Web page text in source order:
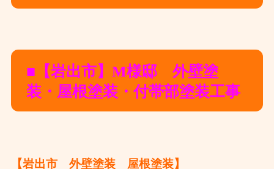
■【岩出市】M様邸 外壁塗
装・屋根塗装・付帯部塗装工事
【岩出市 外壁塗装 屋根塗装】